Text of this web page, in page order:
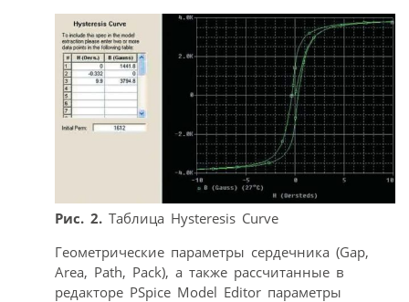
Рис. 2. Таблица Hysteresis Curve
Геометрические параметры сердечника (Gap,
Area, Path, Pack), а также рассчитанные в
редакторе PSpice Model Editor параметры